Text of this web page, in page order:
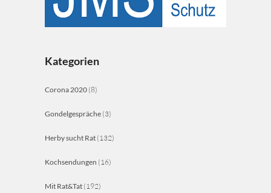
Kategorien
Corona 2020 (8)
Gondelgespräche (3)
Herby sucht Rat (132)
Kochsendungen (16)
Mit Rat&Tat (192)